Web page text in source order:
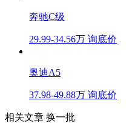
奔驰C级
29.99-34.56万 询底价
奥迪A5
37.98-49.88万 询底价
相关文章 换一批